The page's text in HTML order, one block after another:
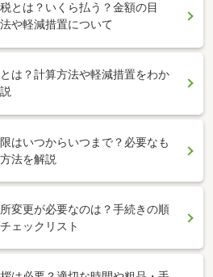
とは？いくら払う？金額の目
や軽減措置について
は？計算方法や軽減措置をわか
はいつからいつまで？必要なも
法を解説
変更が必要なのは？手続きの順
ェックリスト